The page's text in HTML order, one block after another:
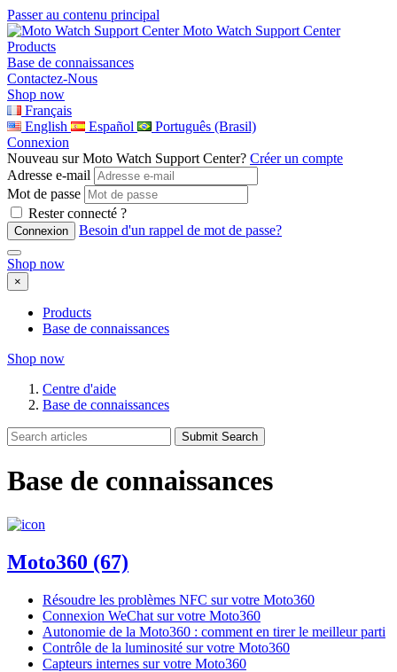
Passer au contenu principal
Moto Watch Support Center
Products
Base de connaissances
Contactez-Nous
Shop now
Français
English
Español
Português (Brasil)
Connexion
Nouveau sur Moto Watch Support Center? Créer un compte
Adresse e-mail
Mot de passe
Rester connecté ?
Besoin d'un rappel de mot de passe?
Shop now
×
Products
Base de connaissances
Shop now
Centre d'aide
Base de connaissances
Submit Search
Base de connaissances
Moto360 (67)
Résoudre les problèmes NFC sur votre Moto360
Connexion WeChat sur votre Moto360
Autonomie de la Moto360 : comment en tirer le meilleur parti
Contrôle de la luminosité sur votre Moto360
Capteurs internes sur votre Moto360